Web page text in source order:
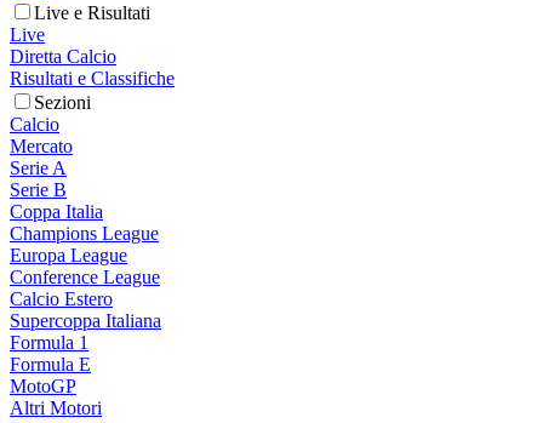
Live e Risultati
Live
Diretta Calcio
Risultati e Classifiche
Sezioni
Calcio
Mercato
Serie A
Serie B
Coppa Italia
Champions League
Europa League
Conference League
Calcio Estero
Supercoppa Italiana
Formula 1
Formula E
MotoGP
Altri Motori